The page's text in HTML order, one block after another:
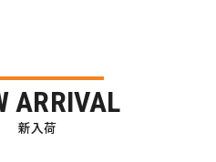
ARRIVAL
新入荷